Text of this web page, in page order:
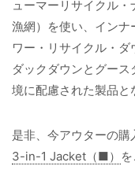
ューマーリサイクル
漁網）を使い、イン
ワー・リサイクル・
ダックダウンとグー
境に配慮された製品と
是非、今アウターの購
3-in-1 Jacket（■）